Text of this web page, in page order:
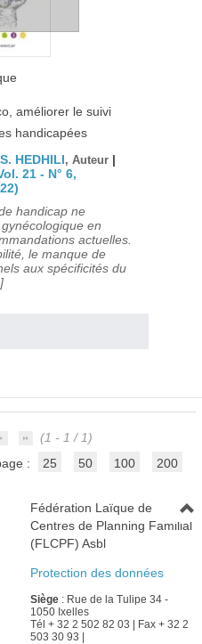
améliorer le suivi
handicapées
S. HEDHILI, Auteur |
21 - N° 6,
handicap ne
en
actuelles.
le manque de
aux spécificités du
(1 - 1 / 1)
:
25 50 100 200
Fédération Laïque de
Centres de Planning Familial
(FLCPF) Asbl
Protection des données
Siège: Rue de la Tulipe 34 -
1050 Ixelles
Tél + 32 2 502 82 03 | Fax + 32 2
503 30 93 |